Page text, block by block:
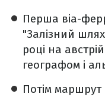
Перша віа-
"Залізний
році на
географом і
Потім